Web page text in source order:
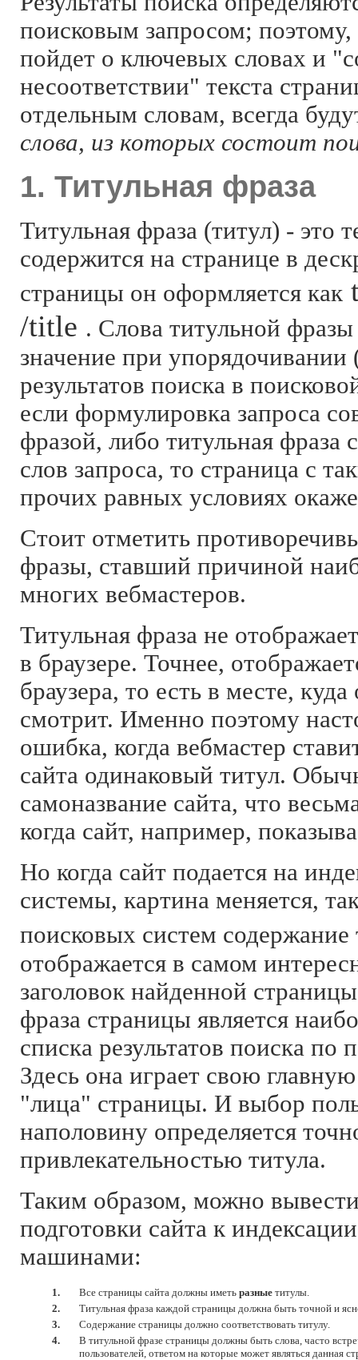
поисковым запросом; поэтому,
пойдет о ключевых словах и
несоответствии" текста
отдельным словам, всегда
слова, из которых состоит
1. Титульная фраза
Титульная фраза (титул) - это
содержится на странице в
страницы он оформляется как
/title . Слова титульной
значение при
результатов поиска в
если формулировка запроса
фразой, либо титульная фраза
слов запроса, то страница с
прочих равных условиях
Стоит отметить
фразы, ставший причиной
многих вебмастеров.
Титульная фраза не
в браузере. Точнее,
браузера, то есть в месте,
смотрит. Именно поэтому
ошибка, когда вебмастер
сайта одинаковый титул.
самоназвание сайта, что
когда сайт, например,
Но когда сайт подается на
системы, картина меняется,
поисковых систем содержание
отображается в самом
заголовок найденной
фраза страницы является
списка результатов поиска по
Здесь она играет свою
"лица" страницы. И выбор
наполовину определяется
привлекательностью титула.
Таким образом, можно
подготовки сайта к
машинами:
1. Все страницы сайта должны иметь разныетитулы.
2.
Титульная фраза каждой страницы должна быть точной и
3.
Содержание страницы должно соответствовать титулу.
4.
В титульной фразе страницы должны быть слова, часто
пользователей, ответом на которые может являться данная